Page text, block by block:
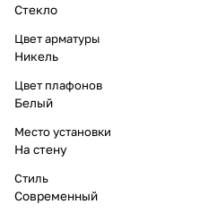
Стекло
Цвет арматуры
Никель
Цвет плафонов
Белый
Место установки
На стену
Стиль
Современный